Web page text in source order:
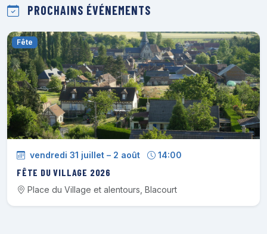
PROCHAINS ÉVÉNEMENTS
Fête
vendredi 31 juillet – 2 août 14:00
FÊTE DU VILLAGE 2026
Place du Village et alentours, Blacourt